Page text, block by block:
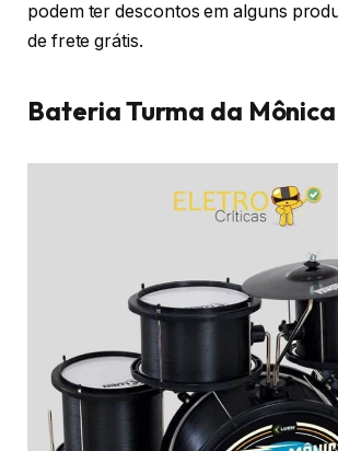
podem ter descontos em alguns
de frete grátis.
Bateria Turma da Mônica